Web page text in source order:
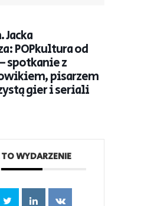
POPkultura od
spotkanie z
pisarzem
gier i seriali
TO WYDARZENIE